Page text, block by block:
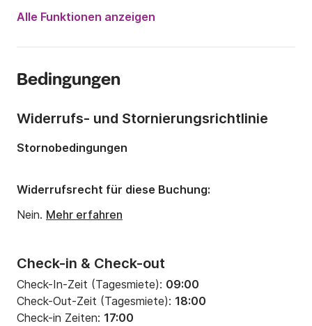
1996
Anzahl Schlafplätze:
Tiefgang:1.9m
Motorleistung:30PS
Alle Funktionen anzeigen
Bedingungen
Check-in & Check-out
Check-In-Zeit (Tagesmiete): 09:00
Check-Out-Zeit (Tagesmiete): 18:00
Check-in Zeiten: 17:00
Widerrufs- und Stornierungsrichtlinie
Stornobedingungen
Widerrufsrecht für diese Buchung:
Nein. Mehr erfahren